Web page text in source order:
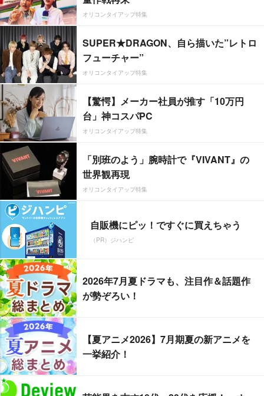
オリコンタイアップ特集
SUPER★DRAGON、自ら描いた”レトロ
フューチャー”
オリコンタイアップ特集
【驚愕】メーカー社員が推す「10万円
台」神コスパPC
オリコンタイアップ特集
「別班のよう」腕時計で『VIVANT』の
世界観再現
オリコンタイアップ特集
自販機にピッ！ですぐに買えちゃう
（PR）ジハンピ
2026年7月夏ドラマも、注目作＆話題作
が勢ぞろい！
【夏アニメ2026】7月期夏の新アニメを
一挙紹介！